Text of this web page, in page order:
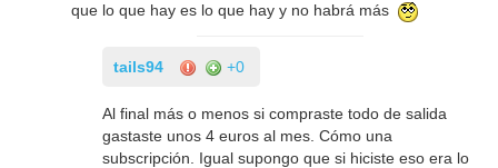
que lo que hay es lo que hay y no habrá más
tails94 +0
Al final más o menos si compraste todo de salida
gastaste unos 4 euros al mes. Cómo una
subscripción. Igual supongo que si hiciste eso era lo